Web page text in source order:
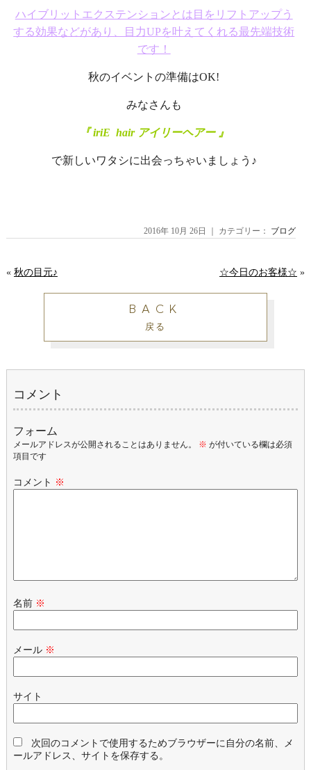
ハイブリットエクステンションとは目をリフトアップう
する効果などがあり、目力UPを叶えてくれる最先端技術
です！
秋のイベントの準備はOK!
みなさんも
『 iriE hair アイリーヘアー 』
で新しいワタシに出会っちゃいましょう♪
2016年 10月 26日 ｜ カテゴリー： ブログ
« 秋の目元♪ ☆今日のお客様☆ »
BACK
戻る
コメント
フォーム
メールアドレスが公開されることはありません。 ※ が付いている欄は必須
項目です
コメント ※
名前 ※
メール ※
サイト
次回のコメントで使用するためブラウザーに自分の名前、メ
ールアドレス、サイトを保存する。